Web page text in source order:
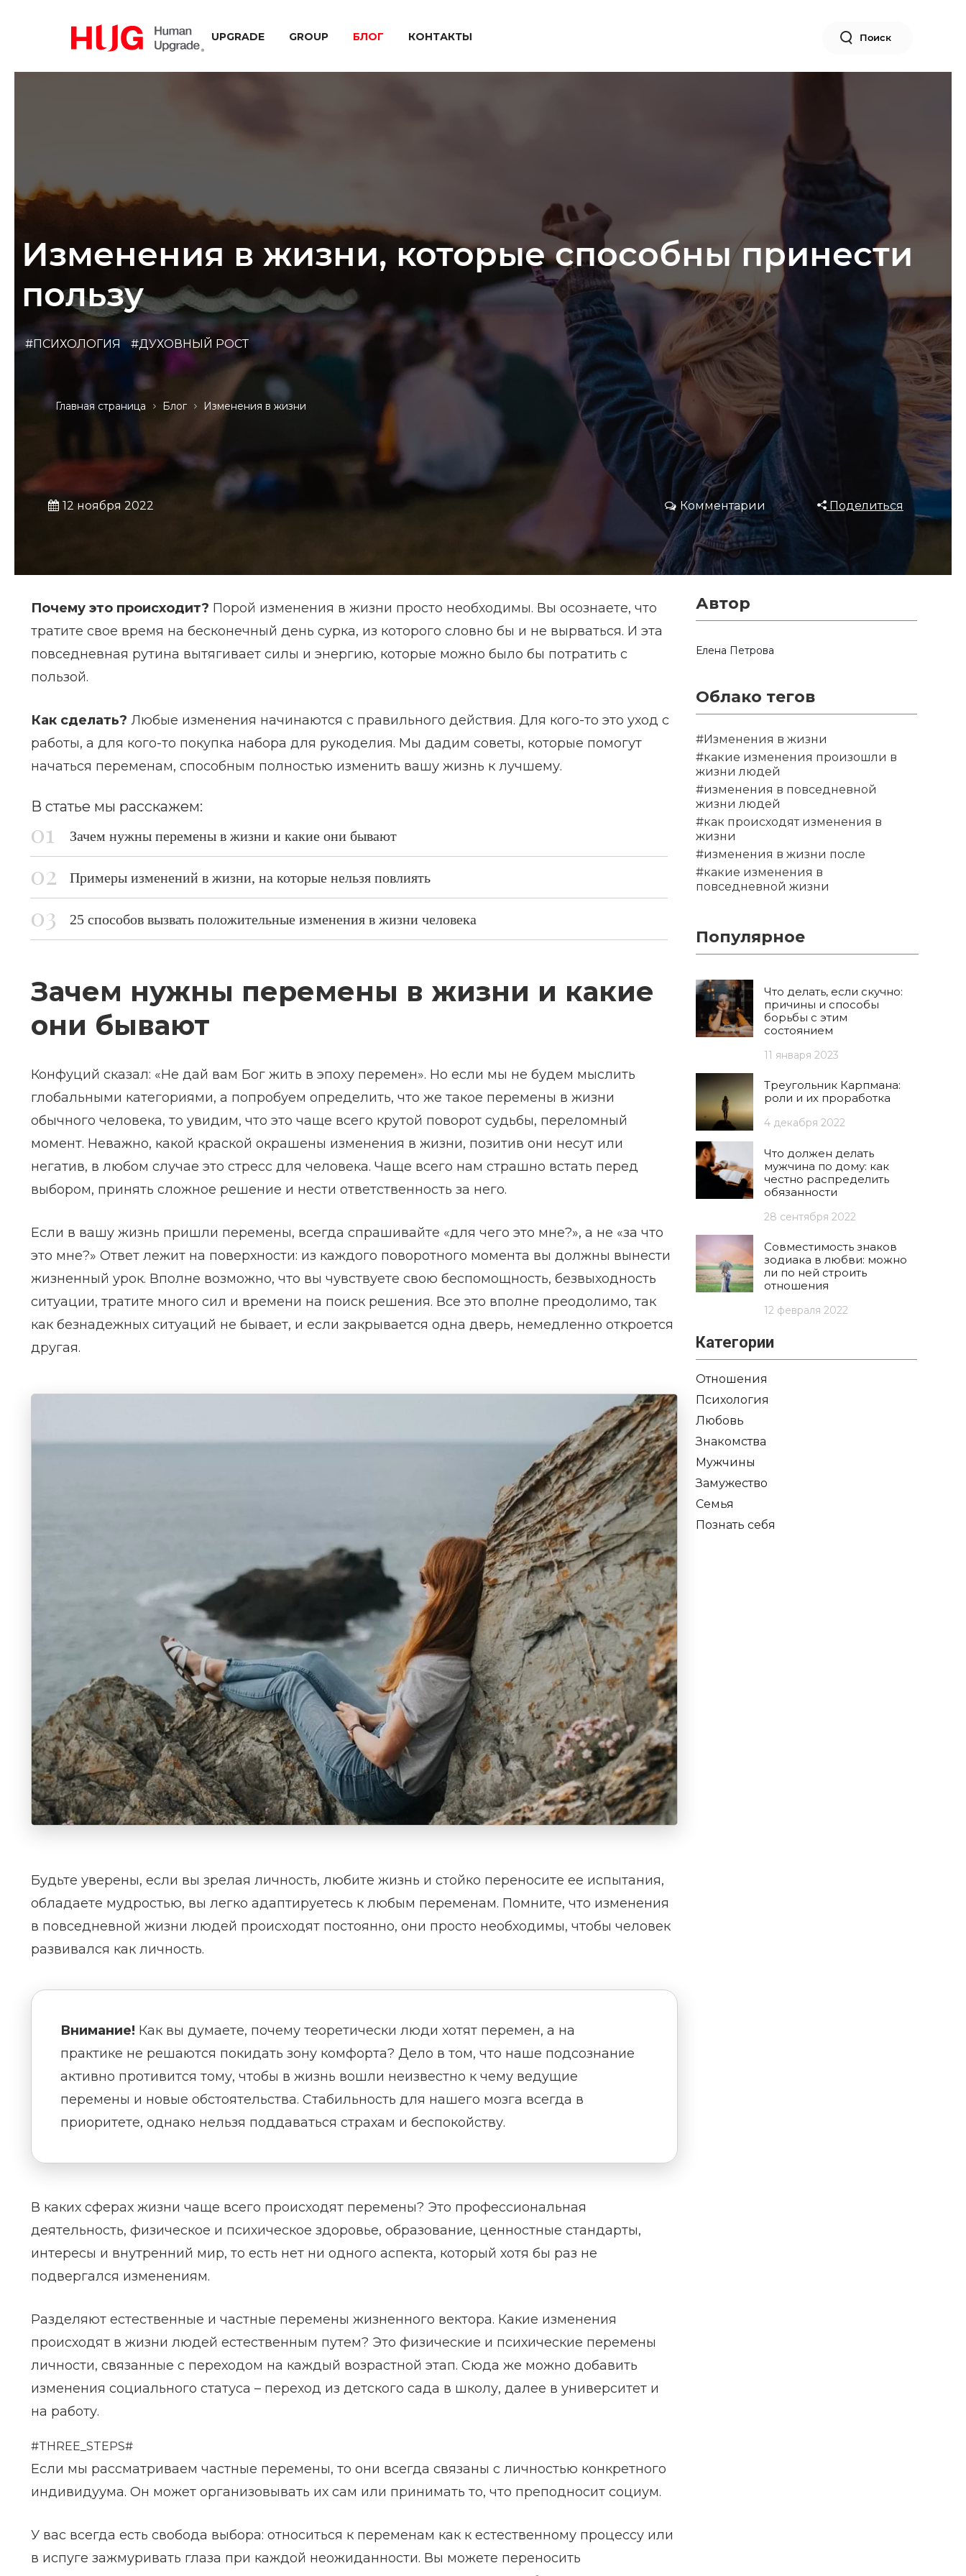
UPGRADE GROUP БЛОГ КОНТАКТЫ Поиск
Главная страница Блог Изменения в жизни
Изменения в жизни, которые способны принести
пользу
#ПСИХОЛОГИЯ #ДУХОВНЫЙ РОСТ
12 ноября 2022 Комментарии Поделиться
Почему это происходит? Порой изменения в жизни просто необходимы. Вы осознаете, что
тратите свое время на бесконечный день сурка, из которого словно бы и не вырваться. И эта
повседневная рутина вытягивает силы и энергию, которые можно было бы потратить с
пользой.
Как сделать? Любые изменения начинаются с правильного действия. Для кого-то это уход с
работы, а для кого-то покупка набора для рукоделия. Мы дадим советы, которые помогут
начаться переменам, способным полностью изменить вашу жизнь к лучшему.
В статье мы расскажем:
Зачем нужны перемены в жизни и какие они бывают
Примеры изменений в жизни, на которые нельзя повлиять
25 способов вызвать положительные изменения в жизни человека
Зачем нужны перемены в жизни и какие
они бывают
Конфуций сказал: «Не дай вам Бог жить в эпоху перемен». Но если мы не будем мыслить
глобальными категориями, а попробуем определить, что же такое перемены в жизни
обычного человека, то увидим, что это чаще всего крутой поворот судьбы, переломный
момент. Неважно, какой краской окрашены изменения в жизни, позитив они несут или
негатив, в любом случае это стресс для человека. Чаще всего нам страшно встать перед
выбором, принять сложное решение и нести ответственность за него.
Если в вашу жизнь пришли перемены, всегда спрашивайте «для чего это мне?», а не «за что
это мне?» Ответ лежит на поверхности: из каждого поворотного момента вы должны вынести
жизненный урок. Вполне возможно, что вы чувствуете свою беспомощность, безвыходность
ситуации, тратите много сил и времени на поиск решения. Все это вполне преодолимо, так
как безнадежных ситуаций не бывает, и если закрывается одна дверь, немедленно откроется
другая.
Будьте уверены, если вы зрелая личность, любите жизнь и стойко переносите ее испытания,
обладаете мудростью, вы легко адаптируетесь к любым переменам. Помните, что изменения
в повседневной жизни людей происходят постоянно, они просто необходимы, чтобы человек
развивался как личность.
Внимание! Как вы думаете, почему теоретически люди хотят перемен, а на
практике не решаются покидать зону комфорта? Дело в том, что наше подсознание
активно противится тому, чтобы в жизнь вошли неизвестно к чему ведущие
перемены и новые обстоятельства. Стабильность для нашего мозга всегда в
приоритете, однако нельзя поддаваться страхам и беспокойству.
В каких сферах жизни чаще всего происходят перемены? Это профессиональная
деятельность, физическое и психическое здоровье, образование, ценностные стандарты,
интересы и внутренний мир, то есть нет ни одного аспекта, который хотя бы раз не
подвергался изменениям.
Разделяют естественные и частные перемены жизненного вектора. Какие изменения
происходят в жизни людей естественным путем? Это физические и психические перемены
личности, связанные с переходом на каждый возрастной этап. Сюда же можно добавить
изменения социального статуса – переход из детского сада в школу, далее в университет и
на работу.
#THREE_STEPS#
Если мы рассматриваем частные перемены, то они всегда связаны с личностью конкретного
индивидуума. Он может организовывать их сам или принимать то, что преподносит социум.
У вас всегда есть свобода выбора: относиться к переменам как к естественному процессу или
в испуге зажмуривать глаза при каждой неожиданности. Вы можете переносить
Автор
Елена Петрова
Облако тегов
#Изменения в жизни
#какие изменения произошли в
жизни людей
#изменения в повседневной
жизни людей
#как происходят изменения в
жизни
#изменения в жизни после
#какие изменения в
повседневной жизни
Популярное
Что делать, если скучно:
причины и способы
борьбы с этим
состоянием
11 января 2023
Треугольник Карпмана:
роли и их проработка
4 декабря 2022
Что должен делать
мужчина по дому: как
честно распределить
обязанности
28 сентября 2022
Совместимость знаков
зодиака в любви: можно
ли по ней строить
отношения
12 февраля 2022
Категории
Отношения
Психология
Любовь
Знакомства
Мужчины
Замужество
Семья
Познать себя